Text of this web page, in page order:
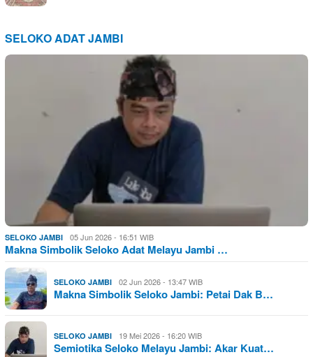
SELOKO ADAT JAMBI
SELOKO JAMBI 05 Jun 2026 - 16:51 WIB
Makna Simbolik Seloko Adat Melayu Jambi …
SELOKO JAMBI 02 Jun 2026 - 13:47 WIB
Makna Simbolik Seloko Jambi: Petai Dak B…
SELOKO JAMBI 19 Mei 2026 - 16:20 WIB
Semiotika Seloko Melayu Jambi: Akar Kuat…